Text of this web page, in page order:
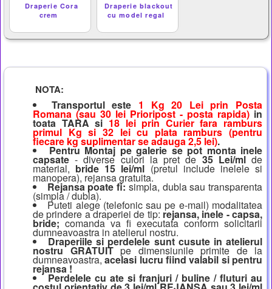
Draperie Cora
crem
Draperie blackout
cu model regal
NOTA:
Transportul este 1 Kg 20 Lei prin Posta
Romana (sau 30 lei Prioripost - posta rapida) in
toata TARA si 18 lei prin Curier fara ramburs
primul Kg si 32 lei cu plata ramburs (pentru
fiecare kg suplimentar se adauga 2,5 lei).
Pentru Montaj pe galerie se pot monta inele
capsate - diverse culori la pret de 35 Lei/mlde
material, bride 15 lei/ml (pretul include inelele si
manopera), rejansa gratuita.
Rejansa poate fi: simpla, dubla sau transparenta
(simpla / dubla).
Puteti alege (telefonic sau pe e-mail) modalitatea
de prindere a draperiei de tip: rejansa, inele - capsa,
bride; comanda va fi executata conform solicitarii
dumneavoastra in atelierul nostru.
Draperiile si perdelele sunt cusute in atelierul
nostru GRATUITpe dimensiunile primite de la
dumneavoastra, acelasi lucru fiind valabil si pentru
rejansa !
Perdelele cu ate si franjuri / buline / fluturi au